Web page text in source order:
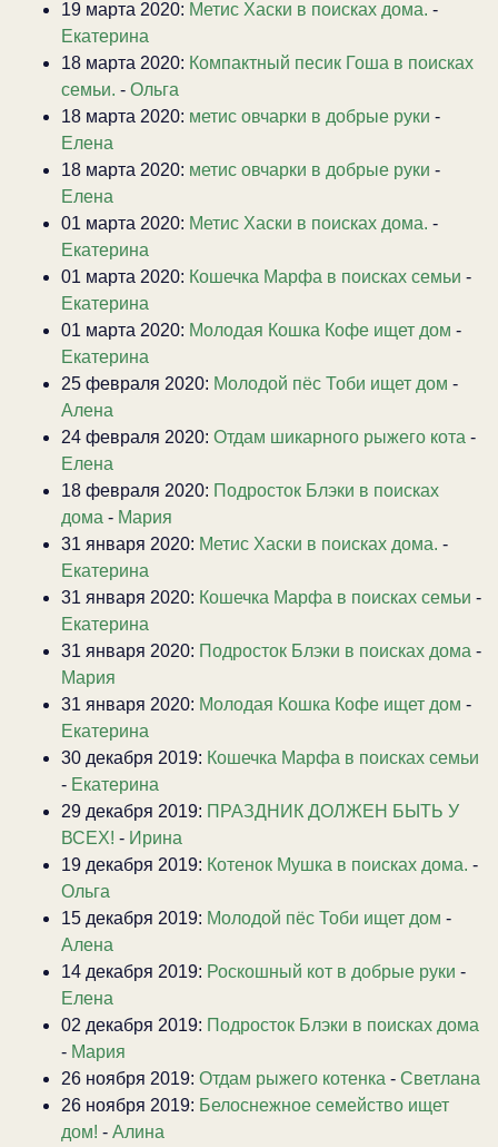
19 марта 2020: Метис Хаски в поисках дома. -
Екатерина
18 марта 2020: Компактный песик Гоша в поисках
семьи. - Ольга
18 марта 2020: метис овчарки в добрые руки -
Елена
18 марта 2020: метис овчарки в добрые руки -
Елена
01 марта 2020: Метис Хаски в поисках дома. -
Екатерина
01 марта 2020: Кошечка Марфа в поисках семьи -
Екатерина
01 марта 2020: Молодая Кошка Кофе ищет дом -
Екатерина
25 февраля 2020: Молодой пёс Тоби ищет дом -
Алена
24 февраля 2020: Отдам шикарного рыжего кота -
Елена
18 февраля 2020: Подросток Блэки в поисках
дома - Мария
31 января 2020: Метис Хаски в поисках дома. -
Екатерина
31 января 2020: Кошечка Марфа в поисках семьи -
Екатерина
31 января 2020: Подросток Блэки в поисках дома -
Мария
31 января 2020: Молодая Кошка Кофе ищет дом -
Екатерина
30 декабря 2019: Кошечка Марфа в поисках семьи
- Екатерина
29 декабря 2019: ПРАЗДНИК ДОЛЖЕН БЫТЬ У
ВСЕХ! - Ирина
19 декабря 2019: Котенок Мушка в поисках дома. -
Ольга
15 декабря 2019: Молодой пёс Тоби ищет дом -
Алена
14 декабря 2019: Роскошный кот в добрые руки -
Елена
02 декабря 2019: Подросток Блэки в поисках дома
- Мария
26 ноября 2019: Отдам рыжего котенка - Светлана
26 ноября 2019: Белоснежное семейство ищет
дом! - Алина